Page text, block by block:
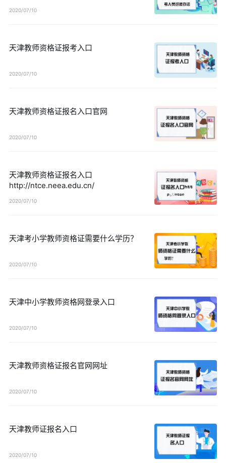
2020/07/10
天津教师资格证报考入口
2020/07/10
天津教师资格证报名入口官网
2020/07/10
天津教师资格证报名入口
http://ntce.neea.edu.cn/
2020/07/10
天津考小学教师资格证需要什么学历？
2020/07/10
天津中小学教师资格网登录入口
2020/07/10
天津教师资格证报名官网网址
2020/07/10
天津教师证报名入口
2020/07/10